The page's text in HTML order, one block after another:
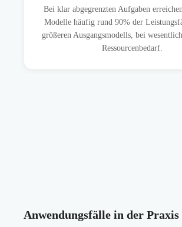
Bei klar abgegrenzten Aufgaben
Modelle häufig rund 90% der
größeren Ausgangsmodells, bei
Ressourcenbedarf.
Anwendungsfälle in der Praxis